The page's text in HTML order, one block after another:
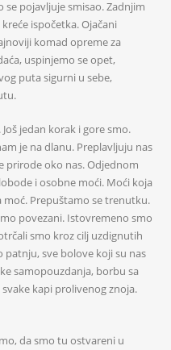
pojavljuje smisao. Zadnjim
ispočetka. Ojačani
komad opreme za
uspinjemo se opet,
puta sigurni u sebe,
jedan korak i gore smo.
je na dlanu. Preplavljuju nas
prirode oko nas. Odjednom
i osobne moći. Moći koja
moć. Prepuštamo se trenutku.
povezani. Istovremeno smo
smo kroz cilj uzdignutih
patnju, sve bolove koji su nas
samopouzdanja, borbu sa
kapi prolivenog znoja.
da smo tu ostvareni u